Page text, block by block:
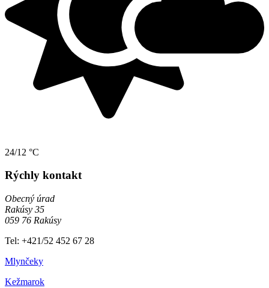
24/12 °C
Rýchly kontakt
Obecný úrad
Rakúsy 35
059 76 Rakúsy
Tel: +421/52 452 67 28
Mlynčeky
Kežmarok